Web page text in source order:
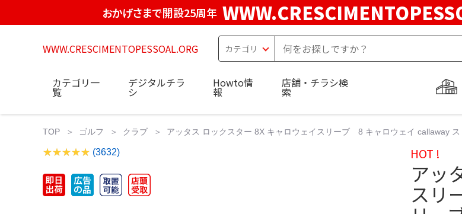
おかげさまで開設25周年
WWW.CRESCIMENTOPESSOAL.ORG
カテゴリ一
覧
デジタルチラ
シ
Howto情
報
店舗・チラシ検
索
TOP ゴルフ クラブ アッタス ロックスター 8X キャロウェイスリーブ 8 キャロウェイ callaway
(3632) HOT !
アッ
スリ